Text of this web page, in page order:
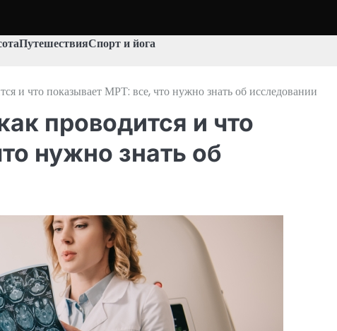
ПутешествияСпорт и йога
и что показывает МРТ: все, что нужно знать об исследовании
проводится и что
нужно знать об